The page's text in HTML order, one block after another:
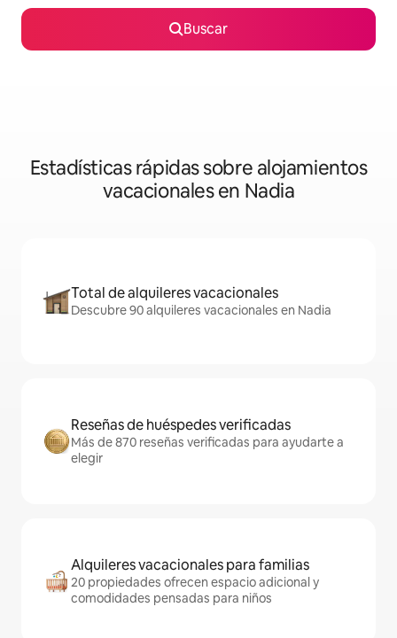
Buscar
Estadísticas rápidas sobre alojamientos
vacacionales en Nadia
Total de alquileres vacacionales
Descubre 90 alquileres vacacionales en Nadia
Reseñas de huéspedes verificadas
Más de 870 reseñas verificadas para ayudarte a
elegir
Alquileres vacacionales para familias
20 propiedades ofrecen espacio adicional y
comodidades pensadas para niños